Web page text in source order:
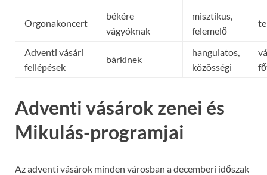
Orgonakoncert
békére
vágyóknak
misztikus,
felemelő
Adventi vásári
fellépések
bárkinek
hangulatos,
közösségi
Adventi vásárok zenei és
Mikulás-programjai
Az adventi vásárok minden városban a decemberi időszak